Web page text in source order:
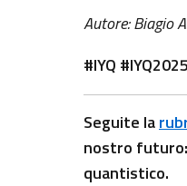
Autore: Biagio
#IYQ
Seguite la
nostro
quantistico.